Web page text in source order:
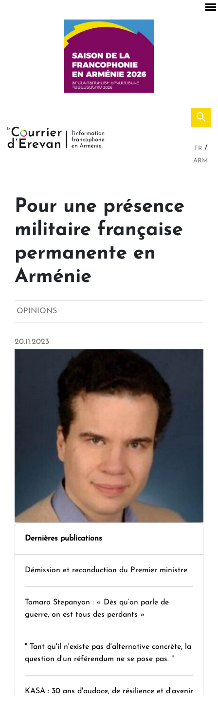
FR
ARM
Pour une présence
militaire française
permanente en
Arménie
OPINIONS
20.11.2023
Dernières publications
Démission et reconduction du Premier ministre
Tamara Stepanyan : « Dès qu’on parle de
guerre, on est tous des perdants »
" Tant qu'il n'existe pas d'alternative concrète, la
question d'un référendum ne se pose pas. "
KASA : 30 ans d'audace, de résilience et d'avenir